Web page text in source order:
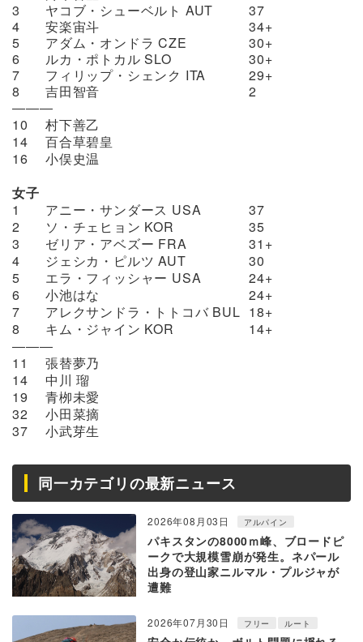
3
ヤコブ・シューベルト AUT
37
4
安楽宙斗
34+
5
アダム・オンドラ CZE
30+
6
ルカ・ポトカル SLO
30+
7
フィリップ・シェンク ITA
29+
8
吉田智音
2
―――
10
村下善乙
14
百合草碧皇
16
小俣史温
女子
1
アニー・サンダース USA
37
2
ソ・チェヒョン KOR
35
3
ゼリア・アベズー FRA
31+
4
ジェシカ・ピルツ AUT
30
5
エラ・フィッシャー USA
24+
6
小池はな
24+
7
アレクサンドラ・トトコバ BUL 18+
8
キム・ジャイン KOR
14+
―――
11
張替夢乃
14
中川 瑠
19
青栁未愛
32
小田菜摘
37
小武芽生
同一カテゴリの最新ニュース
2026年08月03日 アルパイン
パキスタンの8000ｍ峰、ブロードピ
ークで大規模雪崩が発生。ネパール
出身の登山家ニルマル・プルジャが
遭難
2026年07月30日 フリー ルート